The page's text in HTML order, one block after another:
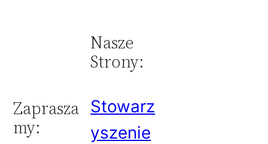
Zaprasza
my:
Nasze
Strony:
Stowarz
yszenie